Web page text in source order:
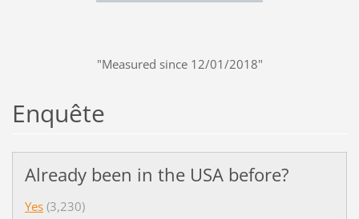
"Measured since 12/01/2018"
Enquête
Already been in the USA before?
Yes (3,230)